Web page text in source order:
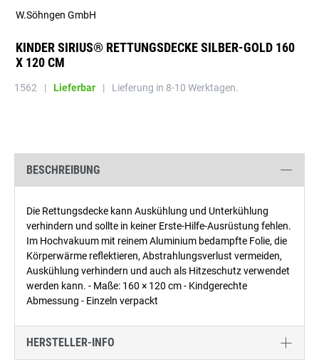
KINDER SIRIUS® RETTUNGSDECKE SILBER-GOLD 160
X 120 CM
W.Söhngen GmbH
1562 | Lieferbar | Lieferung in 8-10 Werktagen.
BESCHREIBUNG
Die Rettungsdecke kann Auskühlung und Unterkühlung
verhindern und sollte in keiner Erste-Hilfe-Ausrüstung fehlen.
Im Hochvakuum mit reinem Aluminium bedampfte Folie, die
Körperwärme reflektieren, Abstrahlungsverlust vermeiden,
Auskühlung verhindern und auch als Hitzeschutz verwendet
werden kann. - Maße: 160 × 120 cm - Kindgerechte
Abmessung - Einzeln verpackt
HERSTELLER-INFO